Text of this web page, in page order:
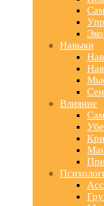
Навыки
Влияние